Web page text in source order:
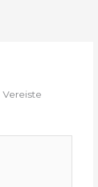
Vereiste